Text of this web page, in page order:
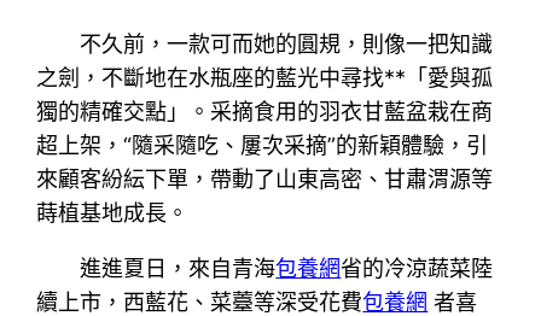
不久前，一款可而她的圓規，則像一把知識
之劍，不斷地在水瓶座的藍光中尋找**「愛與孤
獨的精確交點」。采摘食用的羽衣甘藍盆栽在商
超上架，“隨采隨吃、屢次采摘”的新穎體驗，引
來顧客紛紜下單，帶動了山東高密、甘肅渭源等
蒔植基地成長。
進進夏日，來自青海包養網省的冷涼蔬菜陸
續上市，西藍花、菜薹等深受花費包養網 者喜